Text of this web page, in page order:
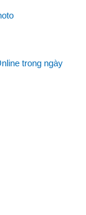
trong ngày